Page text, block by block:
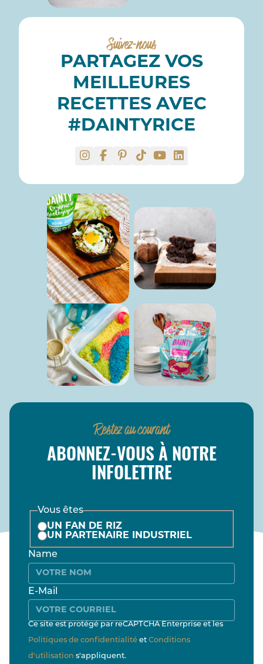
Suivez-nous
PARTAGEZ VOS
MEILLEURES
RECETTES AVEC
#DAINTYRICE
Restez au courant
ABONNEZ-VOUS À NOTRE
INFOLETTRE
Vous êtes
UN FAN DE RIZ
UN PARTENAIRE INDUSTRIEL
Name
E-Mail
Ce site est protégé par reCAPTCHA Enterprise et les
Politiques de confidentialité et Conditions
d'utilisation s'appliquent.